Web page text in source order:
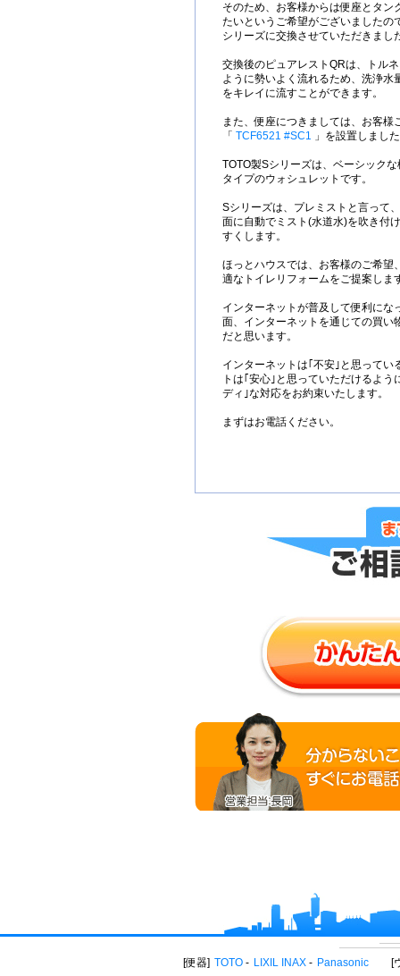
そのため、お客様からは便座とタン
たいというご希望がございましたの
シリーズに交換させていただきまし
交換後のピュアレストQRは、トル
ように勢いよく流れるため、洗浄水
をキレイに流すことができます。
また、便座につきましては、お客様
「 TCF6521 #SC1 」を設置しまし
TOTO製Sシリーズは、ベーシック
タイプのウォシュレットです。
Sシリーズは、プレミストと言って
面に自動でミスト(水道水)を吹き付
すくします。
ほっとハウスでは、お客様のご希望
適なトイレリフォームをご提案しま
インターネットが普及して便利にな
面、インターネットを通じての買い
だと思います。
インターネットは｢不安｣と思ってい
トは｢安心｣と思っていただけるよう
ディ｣な対応をお約束いたします。
まずはお電話ください。
便器 TOTO LIXIL INAX Panasonic